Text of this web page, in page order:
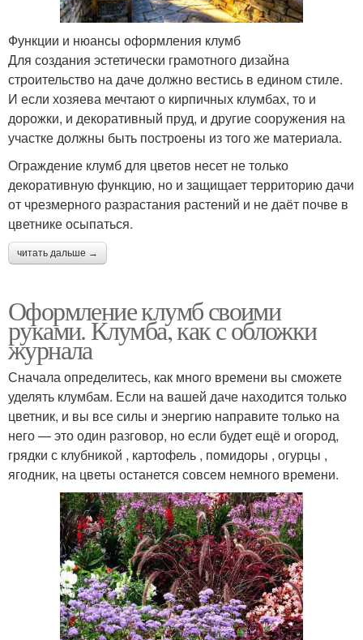
Функции и нюансы оформления клумб
Для создания эстетически грамотного дизайна
строительство на даче должно вестись в едином стиле.
И если хозяева мечтают о кирпичных клумбах, то и
дорожки, и декоративный пруд, и другие сооружения на
участке должны быть построены из того же материала.
Ограждение клумб для цветов несет не только
декоративную функцию, но и защищает территорию дачи
от чрезмерного разрастания растений и не даёт почве в
цветнике осыпаться.
читать дальше →
Оформление клумб своими
руками. Клумба, как с обложки
журнала
Сначала определитесь, как много времени вы сможете
уделять клумбам. Если на вашей даче находится только
цветник, и вы все силы и энергию направите только на
него — это один разговор, но если будет ещё и огород,
грядки с клубникой , картофель , помидоры , огурцы ,
ягодник, на цветы останется совсем немного времени.